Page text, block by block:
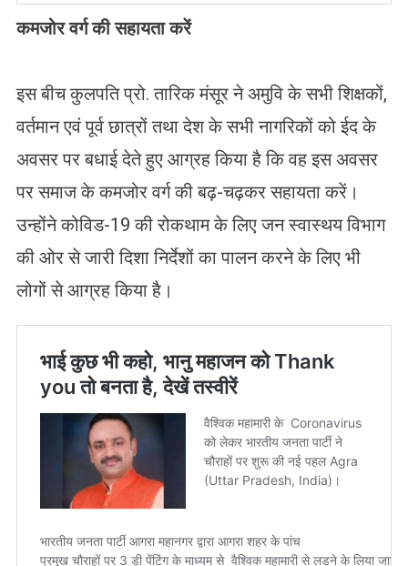
कमजोर वर्ग की सहायता करें
इस बीच कुलपति प्रो. तारिक मंसूर ने अमुवि के सभी शिक्षकों,
वर्तमान एवं पूर्व छात्रों तथा देश के सभी नागरिकों को ईद के
अवसर पर बधाई देते हुए आग्रह किया है कि वह इस अवसर
पर समाज के कमजोर वर्ग की बढ़-चढ़कर सहायता करें।
उन्होंने कोविड-19 की रोकथाम के लिए जन स्वास्थय विभाग
की ओर से जारी दिशा निर्देशों का पालन करने के लिए भी
लोगों से आग्रह किया है।